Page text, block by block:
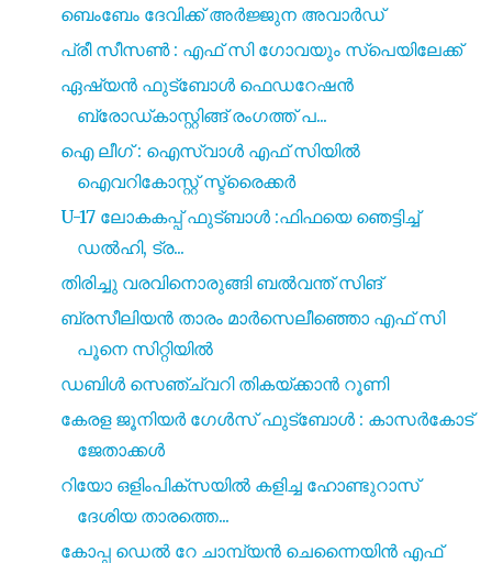
ബെംബേം ദേവിക്ക് അർജ്ജുന അവാർഡ്
പ്രീ സീസൺ : എഫ് സി ഗോവയും സ്പെയിലേക്ക്
ഏഷ്യൻ ഫുട്ബോൾ ഫെഡറേഷൻ
ബ്രോഡ്കാസ്റ്റിങ്ങ് രംഗത്ത് പ...
ഐ ലീഗ് : ഐസ്വാൾ എഫ് സിയിൽ
ഐവറികോസ്റ്റ് സ്ട്രൈക്കർ
U-17 ലോകകപ്പ് ഫുട്ബാൾ :ഫിഫയെ ഞെട്ടിച്ച്
ഡൽഹി, ട്ര...
തിരിച്ചു വരവിനൊരുങ്ങി ബൽവന്ത് സിങ്
ബ്രസീലിയൻ താരം മാർസെലീഞ്ഞൊ എഫ് സി
പൂനെ സിറ്റിയിൽ
ഡബിൾ സെഞ്ച്വറി തികയ്ക്കാൻ റൂണി
കേരള ജൂനിയർ ഗേൾസ് ഫുട്ബോൾ : കാസർകോട്
ജേതാക്കൾ
റിയോ ഒളിംപിക്‌സയിൽ കളിച്ച ഹോണ്ടുറാസ്
ദേശിയ താരത്തെ...
കോപ്പ ഡെൽ റേ ചാമ്പ്യൻ ചെന്നൈയിൻ എഫ്